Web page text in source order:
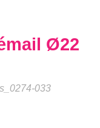
Ø22
033